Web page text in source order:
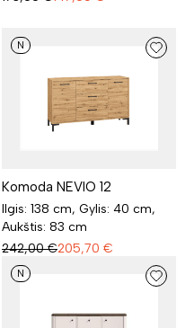
N
Komoda NEVIO 12
Ilgis: 138 cm, Gylis: 40 cm,
Aukštis: 83 cm
242,00 €205,70 €
N